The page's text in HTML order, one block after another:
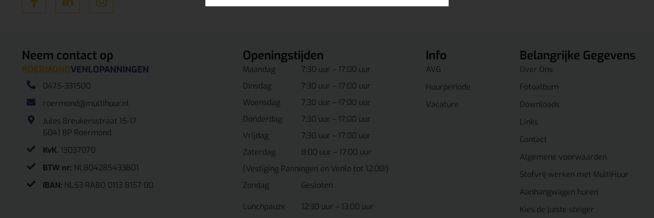
Neem contact op
ROERMONDVENLOPANNINGEN
0475-331500
roermond@multihuur.nl
Jules Breukersstraat 15-17
6041 BP Roermond
KvK. 13037070
BTW nr: NL804285433B01
IBAN: NL53 RABO 0113 8157 00
Openingstijden
Maandag
7:30 uur – 17:00 uur
Dinsdag
7:30 uur – 17:00 uur
Woensdag
7:30 uur – 17:00 uur
Donderdag
7:30 uur – 17:00 uur
Vrijdag
7:30 uur – 17:00 uur
Zaterdag
8:00 uur – 17:00 uur
(Vestiging Panningen en Venlo tot 12.00!)
Zondag
Gesloten
Lunchpauze 12:30 uur – 13:00 uur
Info
AVG
Huurperiode
Vacature
Belangrijke Gegevens
Over Ons
Fotoalbum
Downloads
Links
Contact
Algemene voorwaarden
Stofvrij werken met MultiHuur
Aanhangwagen huren
Kies de juiste steiger